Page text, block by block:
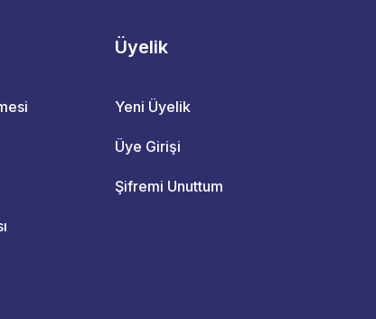
Üyelik
Yeni Üyelik
Üye Girişi
Şifremi Unuttum